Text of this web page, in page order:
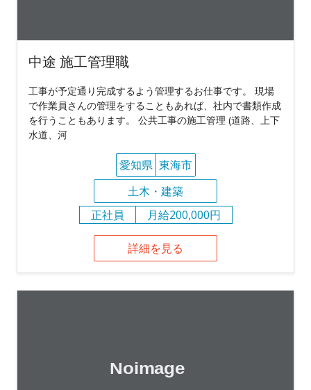
中途 施工管理職
工事が予定通り完成するよう管理するお仕事です。 現場
で作業員さんの管理をすることもあれば、社内で書類作成
を行うこともあります。 公共工事の施工管理 (道路、上下
水道、河
愛知県 東海市
土木・建築
正社員
月給200,000円
詳細を見る